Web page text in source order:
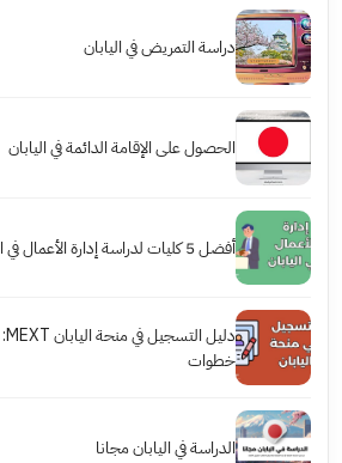
دراسة التمريض في اليابان
الحصول على الإقامة الدائمة في اليابان
أفضل 5 كليات لدراسة إدارة الأعمال في اليابان ومزاياها المهنية
خطوات
الدراسة في اليابان مجانا